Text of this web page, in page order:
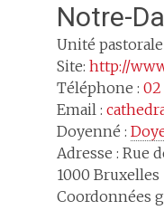
Notre-
Unité pastorale
Site: http://
Téléphone : 02
Email :
Doyenné :
Adresse : Rue
1000 Bruxelles
Coordonnées